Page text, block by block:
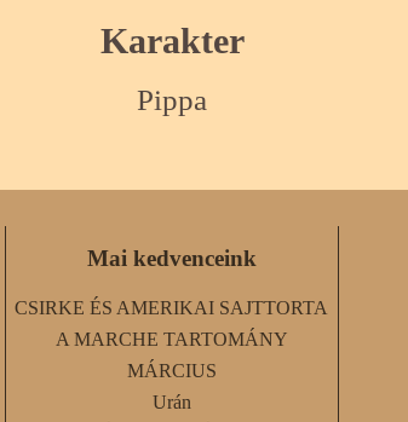
Karakter
Pippa
Mai kedvenceink
CSIRKE ÉS AMERIKAI SAJTTORTA
A MARCHE TARTOMÁNY
MÁRCIUS
Urán